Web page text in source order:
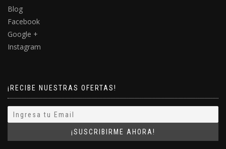
Blog
Facebook
Google +
Instagram
¡RECIBE NUESTRAS OFERTAS!